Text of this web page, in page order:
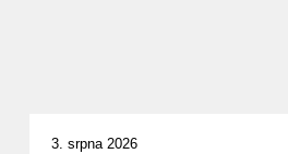
3. srpna 2026